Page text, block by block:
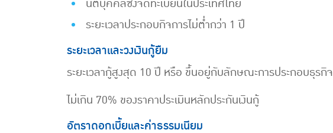
ระยะเวลาประกอบกิจการไม่ต่ำกว่า 1 ปี
ระยะเวลาและวงเงินกู้ยืม
ระยะเวลากู้สูงสุด 10 ปี หรือ ขึ้นอยู่กับลักษณะการประกอบธุรกิจ
ไม่เกิน 70% ของราคาประเมินหลักประกันเงินกู้
อัตราดอกเบี้ยและค่าธรรมเนียม